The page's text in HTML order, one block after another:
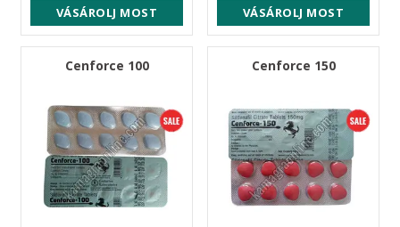
VÁSÁROLJ MOST VÁSÁROLJ MOST
Cenforce 100 Cenforce 150